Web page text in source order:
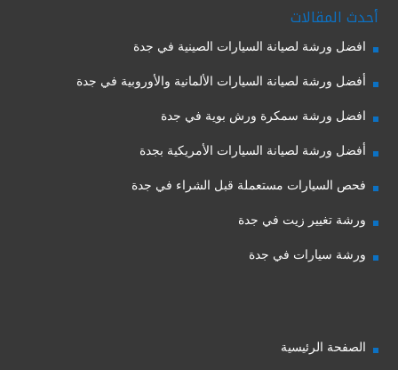
أحدث المقالات
افضل ورشة لصيانة السيارات الصينية في جدة
أفضل ورشة لصيانة السيارات الألمانية والأوروبية في جدة
افضل ورشة سمكرة ورش بوية في جدة
أفضل ورشة لصيانة السيارات الأمريكية بجدة
فحص السيارات مستعملة قبل الشراء في جدة
ورشة تغيير زيت في جدة
ورشة سيارات في جدة
الصفحة الرئيسية